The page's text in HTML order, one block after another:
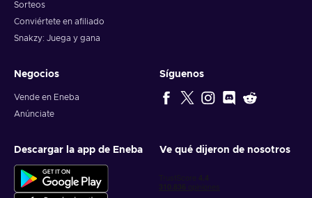
Sorteos
Conviértete en afiliado
Snakzy: Juega y gana
Negocios
Vende en Eneba
Anúnciate
Síguenos
Descargar la app de Eneba Ve qué dijeron de nosotros